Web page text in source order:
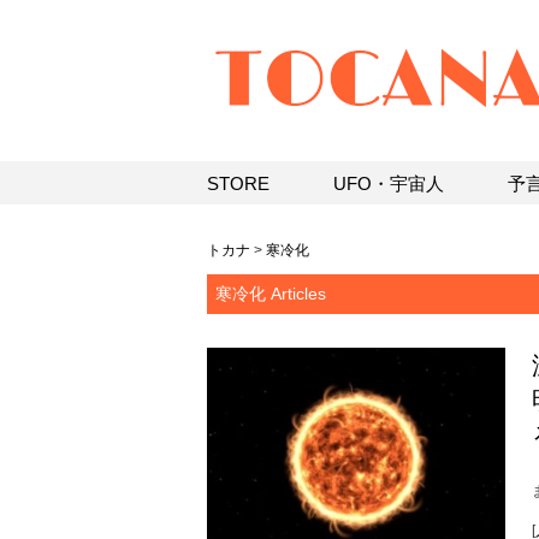
トカナ > 寒冷化
寒冷化 Articles
[
STORE UFO・宇宙人 予